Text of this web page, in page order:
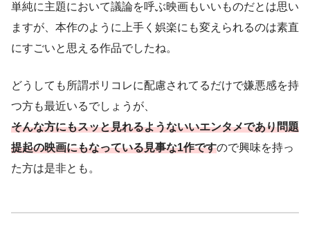
結局のところ暴力解決ですのでその道にはまだまだ遠いと
いう話でもありましたね。
ょう。
単純に主題において議論を呼ぶ映画もいいものだとは思い
ますが、本作のように上手く娯楽にも変えられるのは素直
にすごいと思える作品でしたね。
どうしても所謂ポリコレに配慮されてるだけで嫌悪感を持
つ方も最近いるでしょうが、
そんな方にもスッと見れるようないいエンタメであり問題
提起の映画にもなっている見事な1作ですので興味を持っ
た方は是非とも。